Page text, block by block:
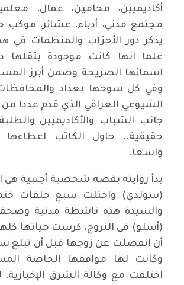
أكاديميين، محامين، عمال،
مجتمع مدني، أدباء، عشائر،
يذكر دور الأحزاب والمنظمات في
علما انها كانت موجودة بثقلها
اسمائها الصريحة وضمن أبرز
وفي كل سوحها بغداد
الشيوعي العراقي الذي قدم عددا
جانب الشباب والأكاديميين
حقيقية.. حاول الكاتب اعطاءها
واسعا.
بدأ روايته بقصة شخصية أجنبية
(سولدي) واحتلت سبع حلقات ختم
والسيدة هذه ناشطة مدنية
(أسلو) في النروج، كرست حياتها
أن انفصلت عن زوجها قبل أن تبلغ
وكانت لها مواقفها الخاصة
اختلفت مع وكالة الشرق